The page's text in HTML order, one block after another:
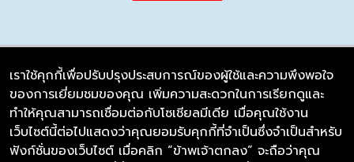
บริษัท ซิมลิงค์ จำกัด
98/226 Bangrakyai-Baanmai Road,
Bangyai, Nonthaburi 11140
เราใช้คุกกี้เพื่อปรับปรุงประสบการณ์ของผู้ใช้และความพึงพอใจ
ของการเยี่ยมชมของคุณ เพิ่มความสะดวกในการเรียกดูและ
ทำให้คุณสามารถเชื่อมต่อกับโซเชียลมีเดีย เมื่อคุณใช้งาน
เว็บไซต์นี้ต่อไปแสดงว่าคุณยอมรับคุกกี้ที่จำเป็นซึ่งจำเป็นสำหรับ
ฟังก์ชั่นของเว็บไซต์ เมื่อคลิก “ข้าพเจ้าตกลง” จะถือว่าคุณ